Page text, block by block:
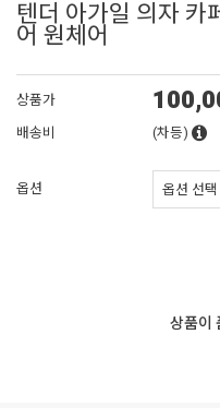
텐더 아가일 의자 카
어 원체어
상품가
배송비
(차등)
옵션
상품이